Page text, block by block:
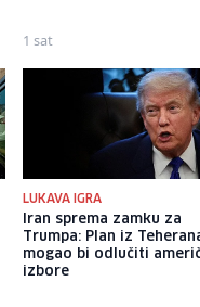
1 sat
LUKAVA IGRA
Iran sprema zamku za
Trumpa: Plan iz
mogao bi odlučiti
izbore